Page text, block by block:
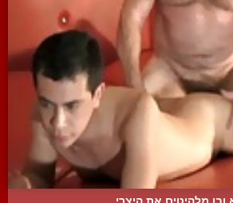
ובן מלהיטים את היצרי...